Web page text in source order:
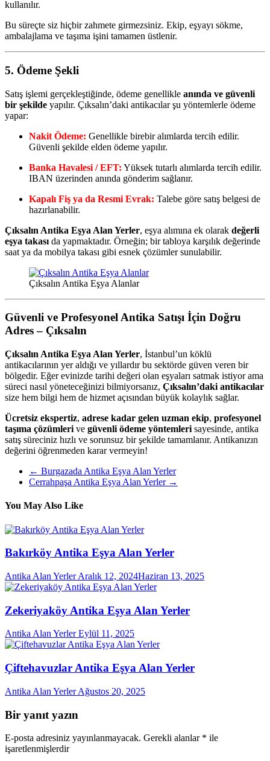
kullanılır.
Bu süreçte siz hiçbir zahmete girmezsiniz. Ekip, eşyayı sökme,
ambalajlama ve taşıma işini tamamen üstlenir.
5. Ödeme Şekli
Satış işlemi gerçekleştiğinde, ödeme genellikle anında ve güvenli
bir şekilde yapılır. Çıksalın’daki antikacılar şu yöntemlerle ödeme
yapar:
Nakit Ödeme: Genellikle birebir alımlarda tercih edilir.
Güvenli şekilde elden ödeme yapılır.
Banka Havalesi / EFT: Yüksek tutarlı alımlarda tercih edilir.
IBAN üzerinden anında gönderim sağlanır.
Kapalı Fiş ya da Resmi Evrak: Talebe göre satış belgesi de
hazırlanabilir.
Çıksalın Antika Eşya Alan Yerler, eşya alımına ek olarak değerli
eşya takası da yapmaktadır. Örneğin; bir tabloya karşılık değerinde
saat ya da mobilya takası gibi esnek çözümler sunulabilir.
Çıksalın Antika Eşya Alanlar
Güvenli ve Profesyonel Antika Satışı İçin Doğru
Adres – Çıksalın
Çıksalın Antika Eşya Alan Yerler, İstanbul’un köklü
antikacılarının yer aldığı ve yıllardır bu sektörde güven veren bir
bölgedir. Eğer evinizde tarihi değeri olan eşyaları satmak istiyor ama
süreci nasıl yöneteceğinizi bilmiyorsanız, Çıksalın’daki antikacılar
size hem bilgi hem de hizmet açısından büyük kolaylık sağlar.
Ücretsiz ekspertiz, adrese kadar gelen uzman ekip, profesyonel
taşıma çözümleri ve güvenli ödeme yöntemleri sayesinde, antika
satış süreciniz hızlı ve sorunsuz bir şekilde tamamlanır. Antikanızın
değerini öğrenmeden karar vermeyin!
← Burgazada Antika Eşya Alan Yerler
Cerrahpaşa Antika Eşya Alan Yerler →
You May Also Like
Bakırköy Antika Eşya Alan Yerler
Antika Alan Yerler Aralık 12, 2024Haziran 13, 2025
Zekeriyaköy Antika Eşya Alan Yerler
Antika Alan Yerler Eylül 11, 2025
Çiftehavuzlar Antika Eşya Alan Yerler
Antika Alan Yerler Ağustos 20, 2025
Bir yanıt yazın
E-posta adresiniz yayınlanmayacak. Gerekli alanlar * ile
işaretlenmişlerdir